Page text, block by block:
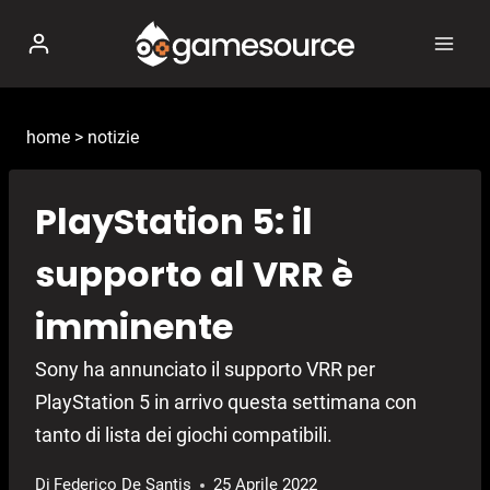
contenuto
home > notizie
PlayStation 5: il
supporto al VRR è
imminente
Sony ha annunciato il supporto VRR per
PlayStation 5 in arrivo questa settimana con
tanto di lista dei giochi compatibili.
Di Federico De Santis 25 Aprile 2022